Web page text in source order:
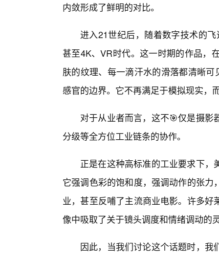
内敛形成了鲜明的对比。
进入21世纪后，随着数字技术的
甚至4K、VR时代。这一时期的作品，
肤的纹理、每一滴汗水的滑落都清晰
感官的边界。它不再满足于模拟现实，
对于从业者而言，这不🎯仅是摄
分级等全方位工业链条的协作。
正是在这种高标准的工业要求下
它强调色彩的饱和度，强调动作的张
业，甚至反哺了主流商业电影。许多
像中吸取了关于镜头调度和情绪调动的
因此，当我们讨论这个话题时，